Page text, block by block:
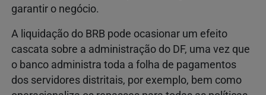
garantir o negócio.
A liquidação do BRB pode ocasionar um efeito
cascata sobre a administração do DF, uma vez que
o banco administra toda a folha de pagamentos
dos servidores distritais, por exemplo, bem como